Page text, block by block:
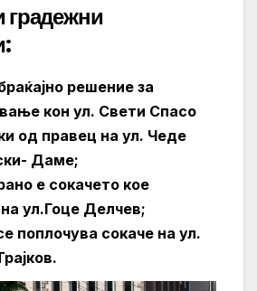
решение за
кон ул. Свети Спасо
од правец на ул. Чеде
Даме;
е сокачето кое
ул.Гоце Делчев;
поплочува сокаче на ул.